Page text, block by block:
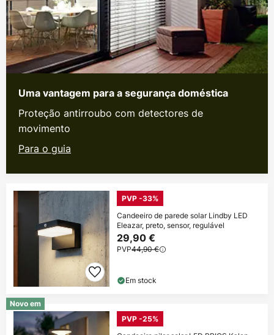
Uma vantagem para a segurança doméstica
Proteção antirroubo com detectores de
movimento
Para o guia
PVP -33%
Candeeiro de parede solar Lindby LED
Eleazar, preto, sensor, regulável
29,90 €
PVP44,90 €
Em stock
Novo em
PVP -25%